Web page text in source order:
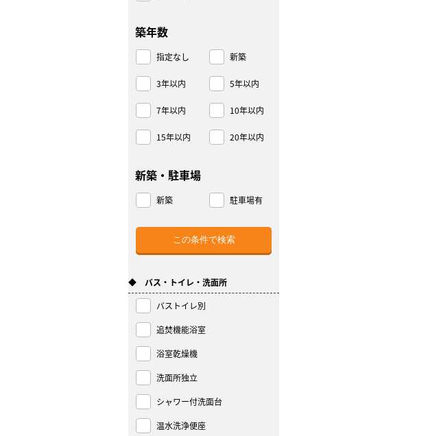
築年数
指定なし 新築
3年以内 5年以内
7年以内 10年以内
15年以内 20年以内
新築・駐車場
新築 駐車場有
◆ バス・トイレ・洗面所
バストイレ別
追焚機能浴室
浴室乾燥機
洗面所独立
シャワー付洗面台
温水洗浄便座